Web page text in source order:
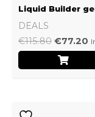
Liquid Builder
DEALS
€115.80 €77.20